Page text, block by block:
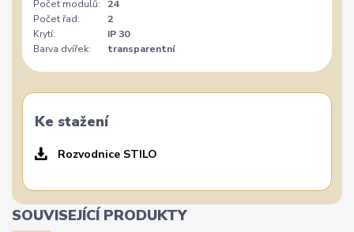
Počet modulů:
24
Počet řad:
2
Krytí:
IP 30
Barva dvířek:
transparentní
Ke stažení
Rozvodnice STILO
SOUVISEJÍCÍ PRODUKTY